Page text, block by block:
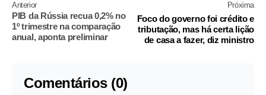
Anterior
PIB da Rússia recua 0,2% no
1º trimestre na comparação
anual, aponta preliminar
Próxima
Foco do governo foi crédito e
tributação, mas há certa lição
de casa a fazer, diz ministro
Comentários (0)